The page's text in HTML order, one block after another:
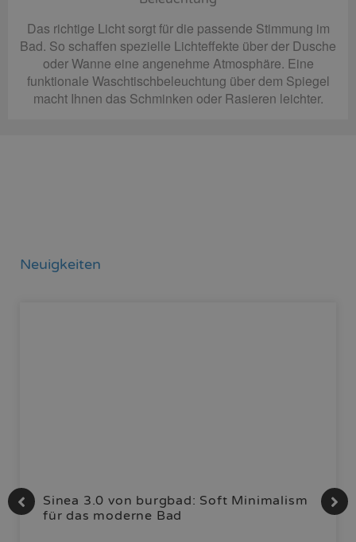
Das richtige Licht sorgt für die passende Stimmung im
Bad. So schaffen spezielle Lichteffekte über der Dusche
oder Wanne eine angenehme Atmosphäre. Eine
funktionale Waschtischbeleuchtung über dem Spiegel
macht Ihnen das Schminken oder Rasieren leichter.
Neuigkeiten
Sinea 3.0 von burgbad: Soft Minimalism
für das moderne Bad